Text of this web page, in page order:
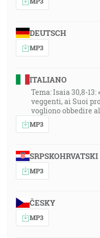
DEUTSCH
MP3
ITALIANO
Tema: Isaia 30,8-
veggenti, ai Suoi
vogliono obbedire
MP3
SRPSKOHRVATSKI
MP3
ČESKY
MP3